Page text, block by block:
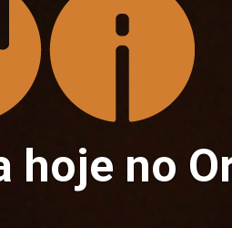
hoje no